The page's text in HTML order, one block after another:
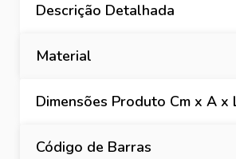
Descrição Detalhada
Material
Dimensões Produto Cm x A x
Código de Barras